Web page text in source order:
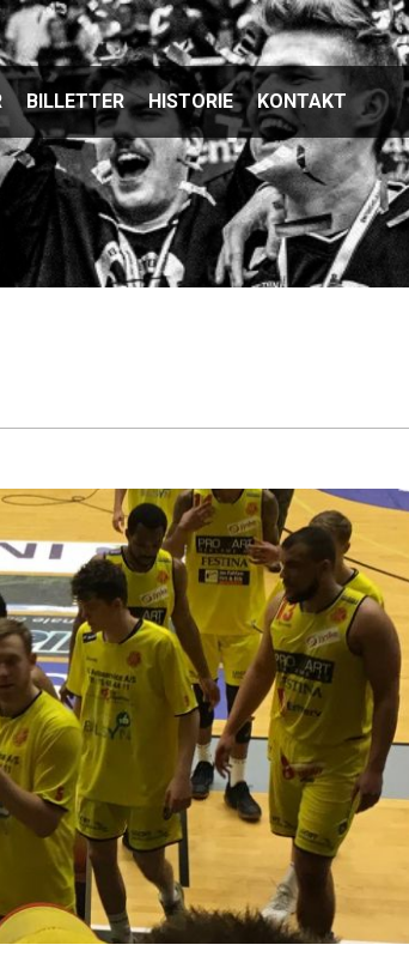
BILLETTER HISTORIE KONTAKT